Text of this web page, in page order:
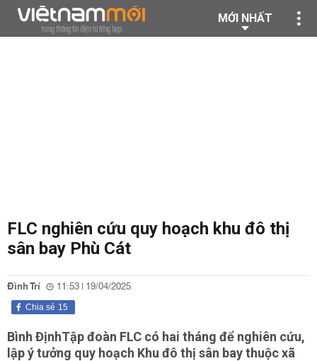
MỚI NHẤT
FLC nghiên cứu quy hoạch khu đô thị
sân bay Phù Cát
Đình Trí 11:53 | 19/04/2025
15
Chia sẻ
Bình ĐịnhTập đoàn FLC có hai tháng để nghiên cứu,
lập ý tưởng quy hoạch Khu đô thị sân bay thuộc xã